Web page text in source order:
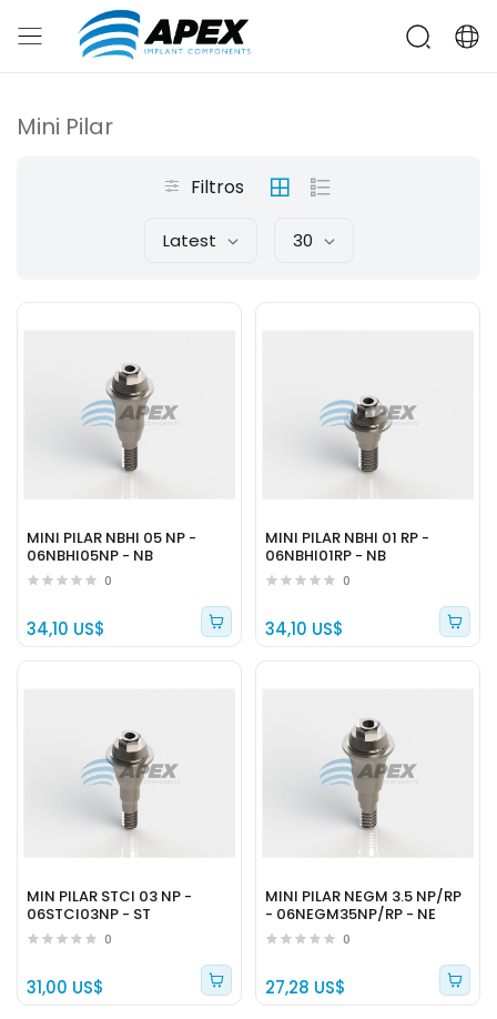
Mini Pilar
Filtros
Latest 30
MINI PILAR NBHI 05 NP -
06NBHI05NP - NB
0
34,10 US$
MINI PILAR NBHI 01 RP -
06NBHI01RP - NB
0
34,10 US$
MIN PILAR STCI 03 NP -
06STCI03NP - ST
0
31,00 US$
MINI PILAR NEGM 3.5 NP/RP
- 06NEGM35NP/RP - NE
0
27,28 US$